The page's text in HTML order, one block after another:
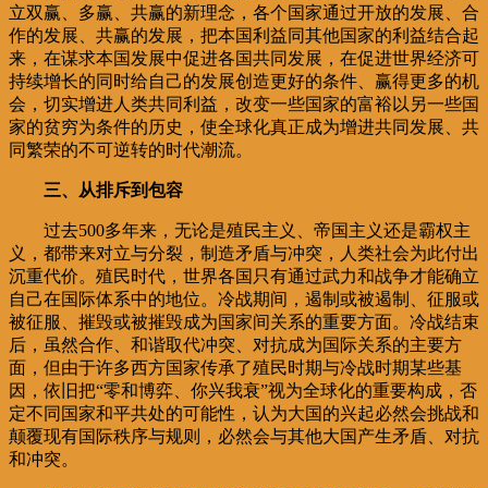
立双赢、多赢、共赢的新理念，各个国家通过开放的发展、合
作的发展、共赢的发展，把本国利益同其他国家的利益结合起
来，在谋求本国发展中促进各国共同发展，在促进世界经济可
持续增长的同时给自己的发展创造更好的条件、赢得更多的机
会，切实增进人类共同利益，改变一些国家的富裕以另一些国
家的贫穷为条件的历史，使全球化真正成为增进共同发展、共
同繁荣的不可逆转的时代潮流。
三、从排斥到包容
过去500多年来，无论是殖民主义、帝国主义还是霸权主
义，都带来对立与分裂，制造矛盾与冲突，人类社会为此付出
沉重代价。殖民时代，世界各国只有通过武力和战争才能确立
自己在国际体系中的地位。冷战期间，遏制或被遏制、征服或
被征服、摧毁或被摧毁成为国家间关系的重要方面。冷战结束
后，虽然合作、和谐取代冲突、对抗成为国际关系的主要方
面，但由于许多西方国家传承了殖民时期与冷战时期某些基
因，依旧把“零和博弈、你兴我衰”视为全球化的重要构成，否
定不同国家和平共处的可能性，认为大国的兴起必然会挑战和
颠覆现有国际秩序与规则，必然会与其他大国产生矛盾、对抗
和冲突。